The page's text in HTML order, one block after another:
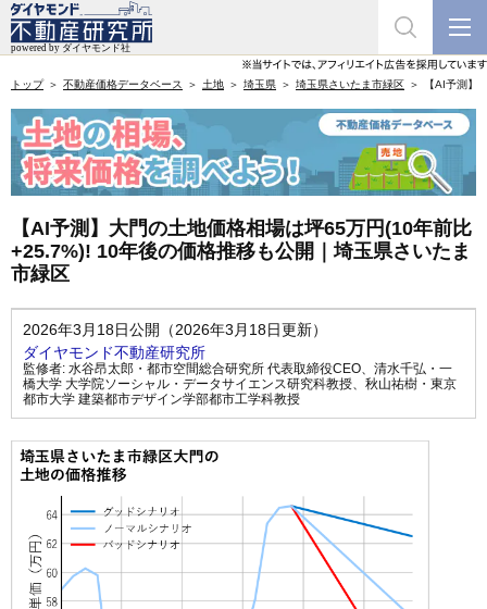
トップ 不動産価格データベース 土地 埼玉県 埼玉県さいたま市緑区 【AI予測】
【AI予測】大門の土地価格相場は坪65万円(10年前比
+25.7%)! 10年後の価格推移も公開｜埼玉県さいたま
市緑区
2026年3月18日公開（2026年3月18日更新）
ダイヤモンド不動産研究所
監修者: 水谷昂太郎・都市空間総合研究所 代表取締役CEO、 清水千弘・一
橋大学 大学院ソーシャル・データサイエンス研究科教授、 秋山祐樹・東京
都市大学 建築都市デザイン学部都市工学科教授